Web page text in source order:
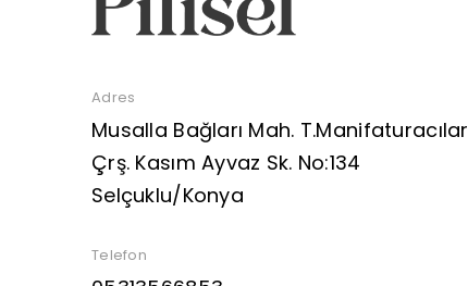
Adres
Musalla Bağları Mah. T.Manifaturacılar
Çrş. Kasım Ayvaz Sk. No:134
Selçuklu/Konya
Telefon